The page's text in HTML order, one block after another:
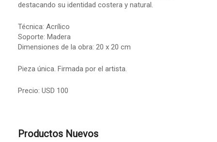
destacando su identidad costera y natural.
Técnica: Acrílico
Soporte: Madera
Dimensiones de la obra: 20 x 20 cm
Pieza única. Firmada por el artista.
Precio: USD 100
Productos Nuevos